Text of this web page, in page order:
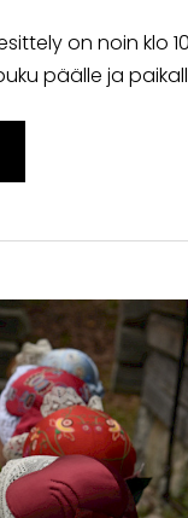
on noin klo
päälle ja